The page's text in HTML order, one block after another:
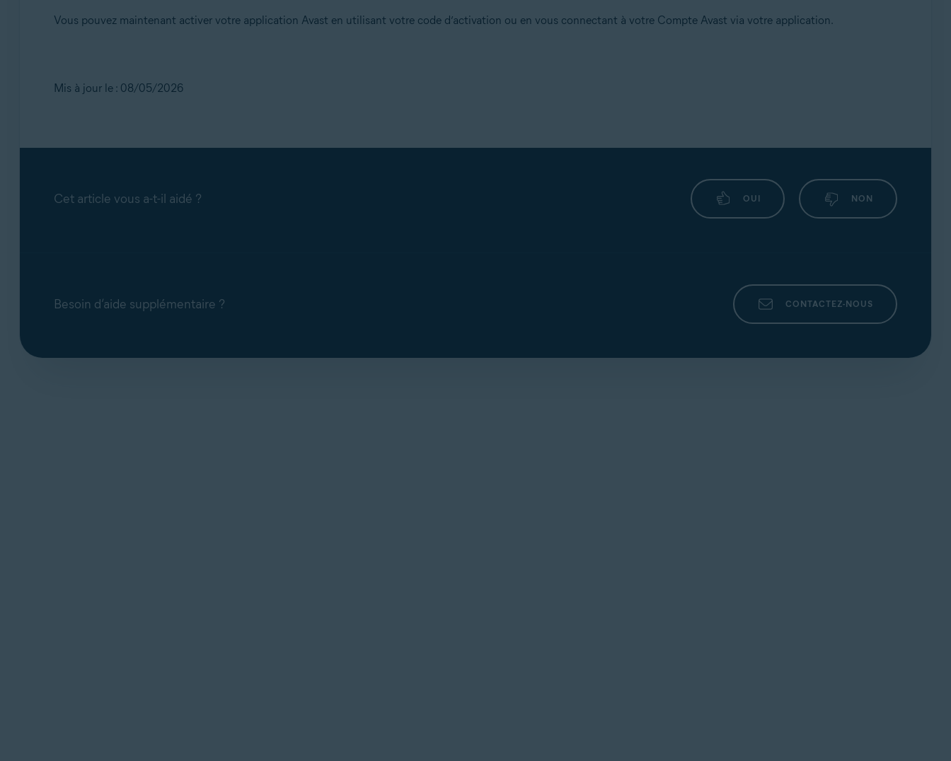
Vous pouvez maintenant activer votre application Avast en utilisant votre code d’activation ou en vous connectant à votre Compte Avast via votre application.
Mis à jour le : 08/05/2026
Cet article vous a-t-il aidé ? OUI NON
Besoin d’aide supplémentaire ? CONTACTEZ-NOUS